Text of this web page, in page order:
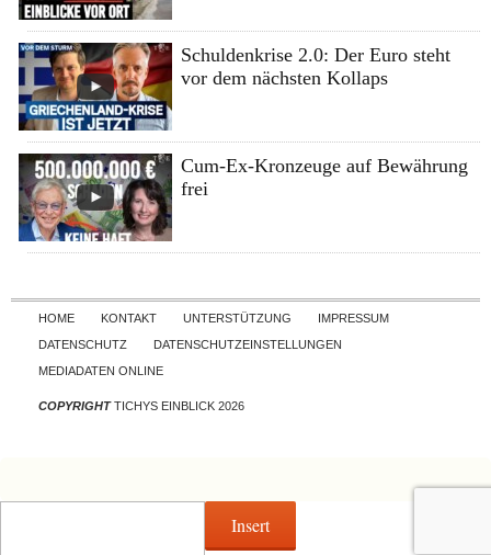
Schuldenkrise 2.0: Der Euro steht
vor dem nächsten Kollaps
Cum-Ex-Kronzeuge auf Bewährung
frei
Skip to content
HOME KONTAKT UNTERSTÜTZUNG
IMPRESSUM
DATENSCHUTZ
DATENSCHUTZEINSTELLUNGEN
MEDIADATEN ONLINE
COPYRIGHTTICHYS EINBLICK 2026
Insert